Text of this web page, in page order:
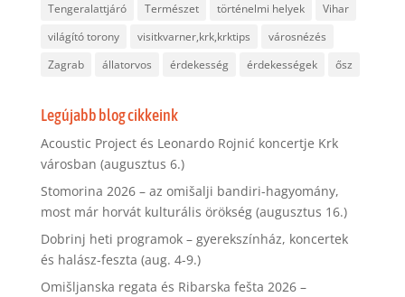
Tengeralattjáró
Természet történelmi helyek
Vihar
világító torony
visitkvarner,krk,krktips
városnézés
Zagrab
állatorvos érdekesség érdekességek ősz
Legújabb blog cikkeink
Acoustic Project és Leonardo Rojnić koncertje Krk
városban (augusztus 6.)
Stomorina 2026 – az omišalji bandiri-hagyomány,
most már horvát kulturális örökség (augusztus 16.)
Dobrinj heti programok – gyerekszínház, koncertek
és halász-feszta (aug. 4-9.)
Omišljanska regata és Ribarska fešta 2026 –